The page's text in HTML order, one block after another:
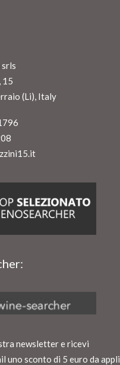
15
(Li), Italy
newsletter e ricevi
uno sconto di 5 euro da